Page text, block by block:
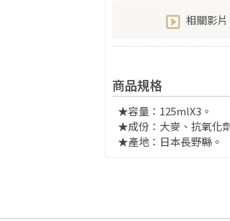
相關影片
商品規格
★容量：125mlX3。
★成份：大麥、抗氧化
★產地：日本長野縣。